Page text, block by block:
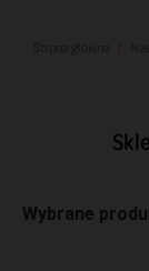
Wybrane